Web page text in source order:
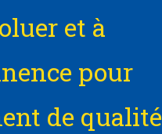
et à
pour
de qualité